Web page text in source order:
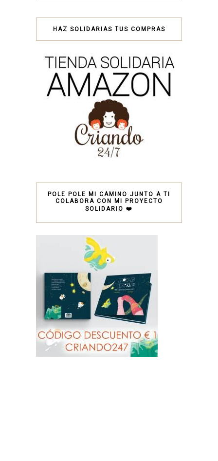
HAZ SOLIDARIAS TUS COMPRAS
POLE POLE MI CAMINO JUNTO A TI
COLABORA CON MI PROYECTO
SOLIDARIO ❤️